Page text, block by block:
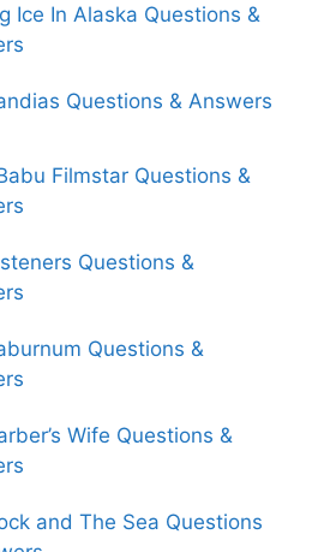
Ice In Alaska Questions &
Questions & Answers
Filmstar Questions &
Questions &
Questions &
Wife Questions &
and The Sea Questions